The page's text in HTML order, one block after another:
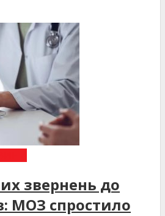
звернень до
МОЗ спростило